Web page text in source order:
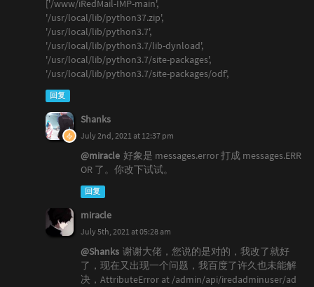
['/www/iRedMail-IMP-main',
'/usr/local/lib/python37.zip',
'/usr/local/lib/python3.7',
'/usr/local/lib/python3.7/lib-dynload',
'/usr/local/lib/python3.7/site-packages',
'/usr/local/lib/python3.7/site-packages/odf',
回复
Shanks
July 2nd, 2021 at 12:37 pm
@miracle 好象是 messages.error 打成 messages.ERR
OR 了。你改下试试。
回复
miracle
July 5th, 2021 at 05:28 am
@Shanks 谢谢大佬，您说的是对的，我改了就好
了，现在又出现一个问题，我百度了许久也未能解
决，AttributeError at /admin/api/iredadminuser/ad